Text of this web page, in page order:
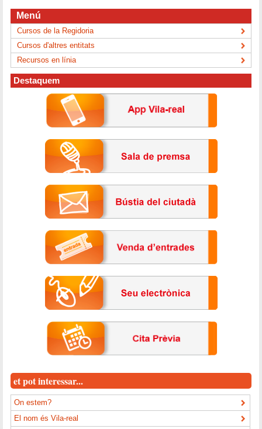
Menú
Cursos de la Regidoria
Cursos d'altres entitats
Recursos en línia
Destaquem
et pot interessar...
On estem?
El nom és Vila-real